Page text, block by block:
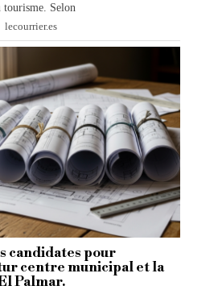
tourisme. Selon
lecourrier.es
candidates pour
centre municipal et la
Palmar.